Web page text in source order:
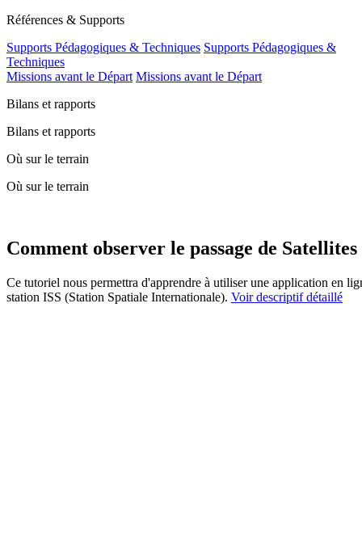
Références & Supports
Supports Pédagogiques & Techniques Supports Pédagogiques &
Techniques
Missions avant le Départ Missions avant le Départ
Bilans et rapports
Bilans et rapports
Où sur le terrain
Où sur le terrain
Comment observer le passage de
Ce tutoriel nous permettra d'apprendre à utiliser une application en
station ISS (Station Spatiale Internationale). Voir descriptif détaillé